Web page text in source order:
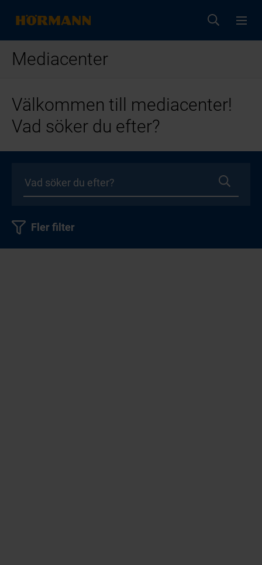
Mediacenter
Välkommen till mediacenter!
Vad söker du efter?
Fler filter